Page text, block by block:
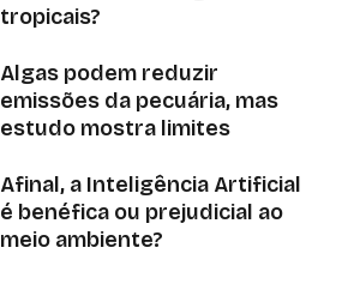
tropicais?
Algas podem reduzir
emissões da pecuária, mas
estudo mostra limites
Afinal, a Inteligência Artificial
é benéfica ou prejudicial ao
meio ambiente?